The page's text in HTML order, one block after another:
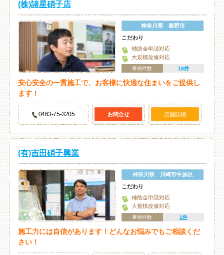
(株)諸星硝子店
神奈川県 秦野市
こだわり
補助金申請対応
大規模改修対応
事例件数 19件
安心安全の一貫施工で、お客様に快適な住まいをご提供し
ます！
0463‐75‐3205 お問合せ 店舗詳細
(有)吉田硝子興業
神奈川県 川崎市中原区
こだわり
補助金申請対応
大規模改修対応
事例件数 1件
施工力には自信があります！どんなお悩みでもご相談くだ
さい！